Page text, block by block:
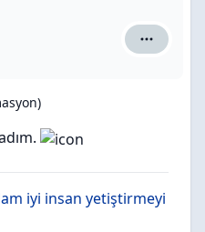
alpi için
iyi insan yetiştirmeyi